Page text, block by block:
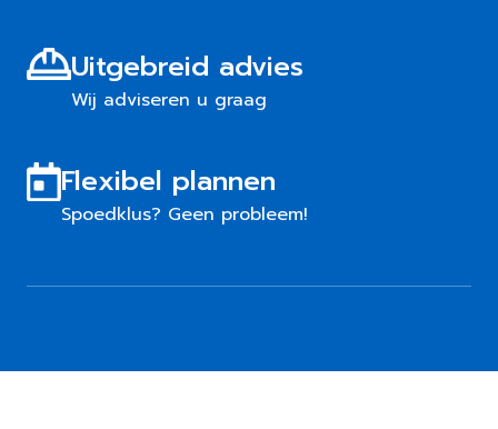
Uitgebreid advies
Wij adviseren u graag
Flexibel plannen
Spoedklus? Geen probleem!